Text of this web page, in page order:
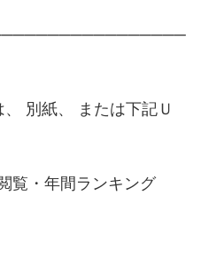
別紙、 または下記Ｕ
覧・年間ランキング